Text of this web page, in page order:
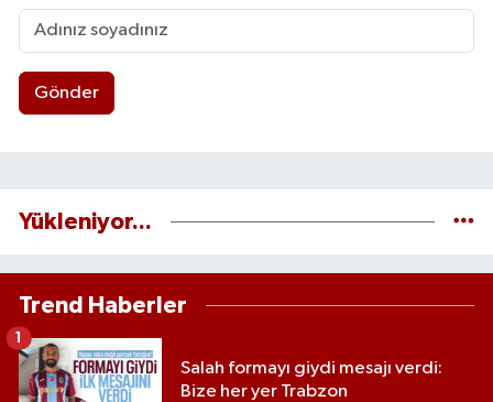
Gönder
Yükleniyor...
Trend Haberler
Salah formayı giydi mesajı verdi:
Bize her yer Trabzon
1